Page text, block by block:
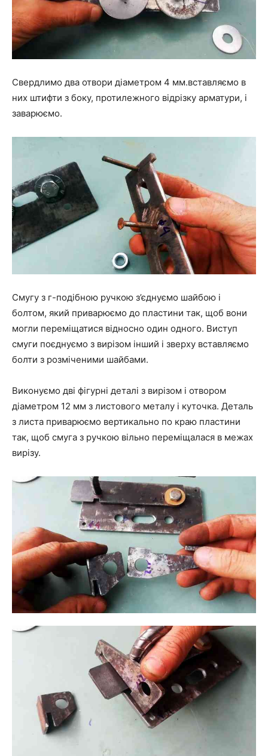
Свердлимо два отвори діаметром 4 мм.вставляємо в
них штифти з боку, протилежного відрізку арматури, і
заварюємо.
Смугу з г-подібною ручкою з’єднуємо шайбою і
болтом, який приварюємо до пластини так, щоб вони
могли переміщатися відносно один одного. Виступ
смуги поєднуємо з вирізом інший і зверху вставляємо
болти з розміченими шайбами.
Виконуємо дві фігурні деталі з вирізом і отвором
діаметром 12 мм з листового металу і куточка. Деталь
з листа приварюємо вертикально по краю пластини
так, щоб смуга з ручкою вільно переміщалася в межах
вирізу.